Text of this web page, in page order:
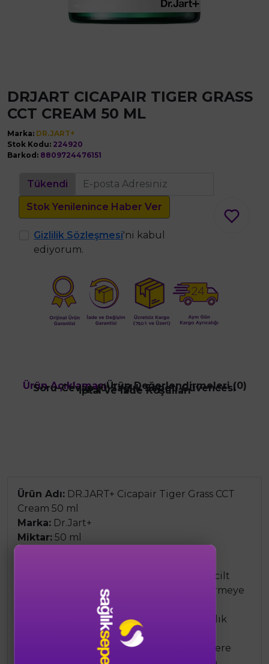
DRJART CICAPAIR TIGER GRASS
CCT CREAM 50 ML
Marka: DR.JART+
Stok Kodu: 224920
Barkod: 8809724476151
Tükendi
Stok Yenilenince Haber Ver
Gizlilik Sözleşmesi'ni kabul
ediyorum.
Ürün AçıklamasıÜrün Değerlendirmeleri (0)
Soru-Cevap (0)Sağlık Sepeti Güvencesi
İptal ve İade Koşulları
Ürün Adı: DR.JART+ Cicapair Tiger Grass CCT
Cream 50 ml
Marka: Dr.Jart+
Miktar: 50 ml
Dr.Jart+ Cicapair Tiger Grass CCT Cream, cilt
tonunu eşitlemeye ve kızarıklıkları gidermeye
yardımcı olan bir renk düzeltici (Color
Correcting Treatment) kremdir. Kapatıcılık
özelliği ile cilt kusurlarını gizlerken, cilt
bariyerini güçlendirir ve çevresel etkenlere